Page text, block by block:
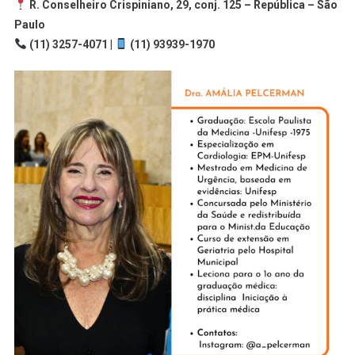
R. Conselheiro Crispiniano, 29, conj. 125 – República – São
Paulo
(11) 3257-4071 |
(11) 93939-1970